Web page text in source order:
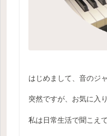
はじめまして、音のジ
突然ですが、お気に入
私は日常生活で聞こえ